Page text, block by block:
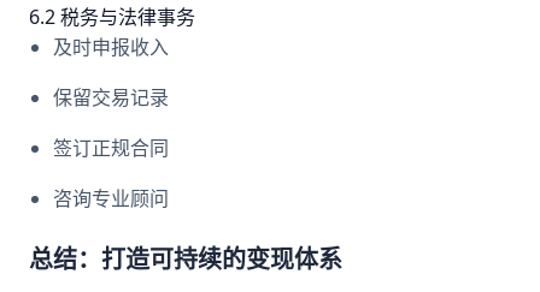
6.2 税务与法律事务
及时申报收入
保留交易记录
签订正规合同
咨询专业顾问
总结：打造可持续的变现体系